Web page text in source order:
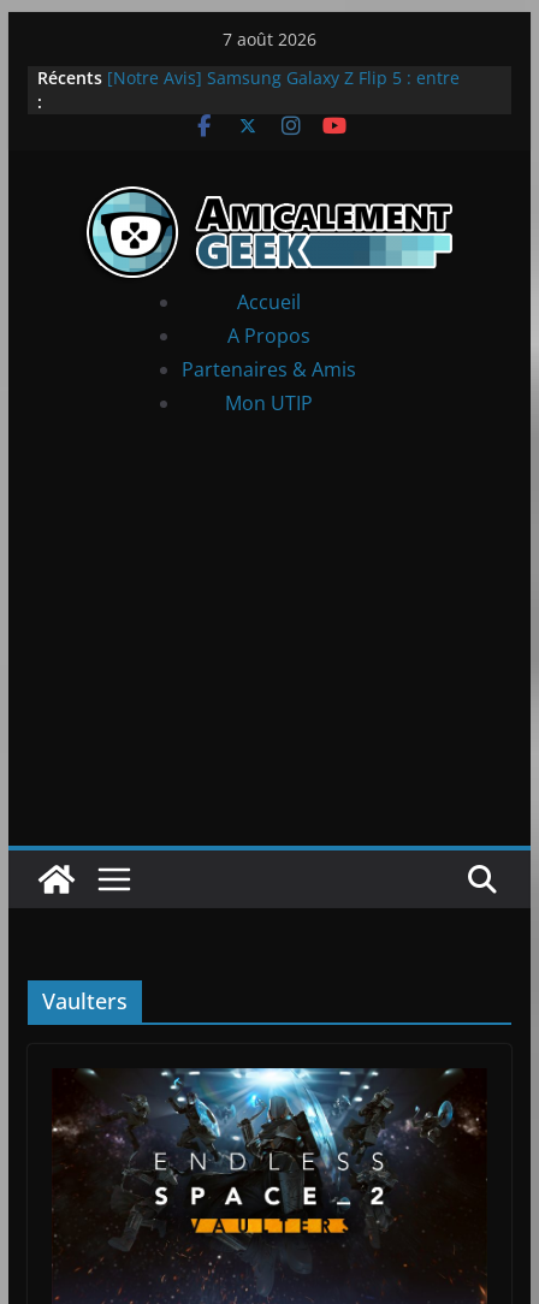
contenu
7 août 2026
Récents
:
[Notre Avis] Samsung Galaxy Z Flip 5 : entre
[PS5] New World Aeternum [Notre Avis]
LEGO dévoile la LEGO Technic McLaren P1
Accueil
A Propos
Partenaires & Amis
Mon UTIP
Vaulters